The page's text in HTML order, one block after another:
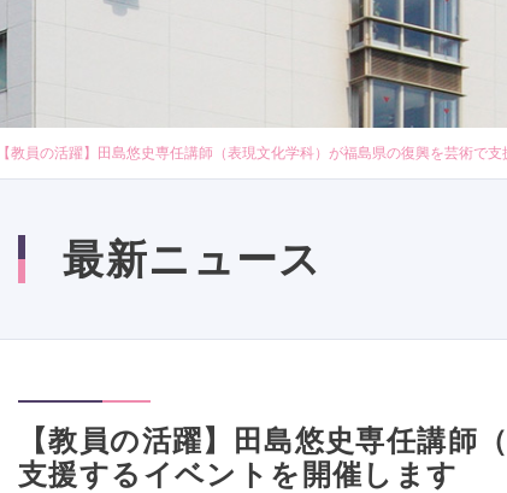
【教員の活躍】田島悠史専任講師（表現文化学科）が福島県の復興を芸術で
最新ニュース
【教員の活躍】田島悠史専任講師
支援するイベントを開催します